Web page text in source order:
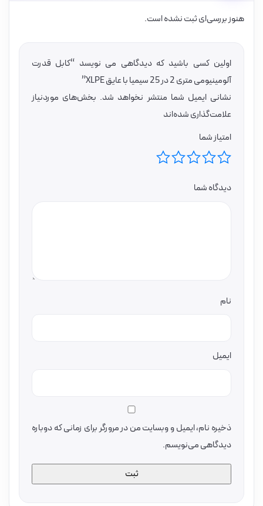
هنوز بررسی‌ای ثبت نشده است.
اولین کسی باشید که دیدگاهی می نویسد “کابل قدرت
آلومینیومی متری 2 در 25 سیمیا با عایق XLPE”
نشانی ایمیل شما منتشر نخواهد شد. بخش‌های موردنیاز
علامت‌گذاری شده‌اند
امتیاز شما
دیدگاه شما
نام
ایمیل
ذخیره نام، ایمیل و وبسایت من در مرورگر برای زمانی که دوباره
دیدگاهی می‌نویسم.